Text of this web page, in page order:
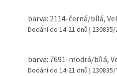
barva: 2114-černá/bílá,
Dodání do 14-21 dnů |
barva: 7691-modrá/bílá,
Dodání do 14-21 dnů |